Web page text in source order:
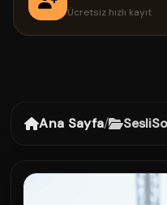
Ücretsiz hızlı kayıt
Ana Sayfa/